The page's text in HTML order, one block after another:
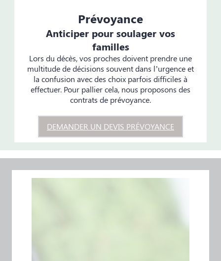
Prévoyance
Anticiper pour soulager vos
familles
Lors du décès, vos proches doivent prendre une
multitude de décisions souvent dans l’urgence et
la confusion avec des choix parfois difficiles à
effectuer. Pour pallier cela, nous proposons des
contrats de prévoyance.
DEMANDER UN DEVIS PRÉVOYANCE